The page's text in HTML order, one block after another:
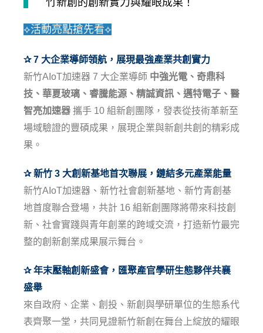
竹新創的創新實力與耀眼成果！
⟡活動亮點搶先看⟡
✰ 7 大企業導師領航，展現最強產業共創實力
新竹AIoT加速器 7 大企業導師 中強光電、奇鼎科
技、華夏玻璃、睿騰能源、精誠資訊、邁特電子、醫
智亮加速器 攜手 10 組新創團隊，發表從技術革新至
場域驗證的豐碩成果，展現企業與新創共創的精彩成
果。
✰ 新竹 3 大創新基地首次聯展，鏈結多元產業能量
新竹AIoT加速器、新竹社會創新基地、新竹青創基
地首度聯合登場，共計 16 組新創團隊將帶來科技創
新、社會實踐與青年創業的跨域交流，打造新竹最完
整的創新創業成果展示舞台。
✰ 年末壓軸創新盛會，匯聚產官學研生態夥伴共襄
盛舉
來自政府、企業、創投、新創與學研單位的生態系代
表齊聚一堂，共同見證新竹新創在舞台上綻放的耀眼